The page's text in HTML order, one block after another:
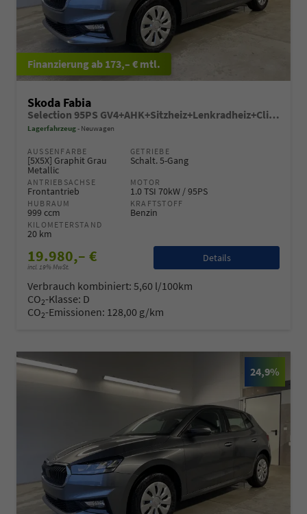
ab 173,– € mtl.
Skoda Fabia
Selection 95PS GV4+AHK+Sitzheiz+Lenkradheiz+Climatronic+Tempomat+PDC
Lagerfahrzeug Neuwagen
AUSSENFARBE
[5X5X] Graphit Grau
Metallic
GETRIEBE
Schalt. 5-Gang
ANTRIEBSACHSE
Frontantrieb
MOTOR
1.0 TSI 70kW / 95PS
HUBRAUM
999 ccm
KRAFTSTOFF
Benzin
KILOMETERSTAND
20 km
19.980,– €
incl. 19% MwSt.
Details
Verbrauch kombiniert: 5,60 l/100km
CO2-Klasse: D
CO2-Emissionen: 128,00 g/km
24,9%